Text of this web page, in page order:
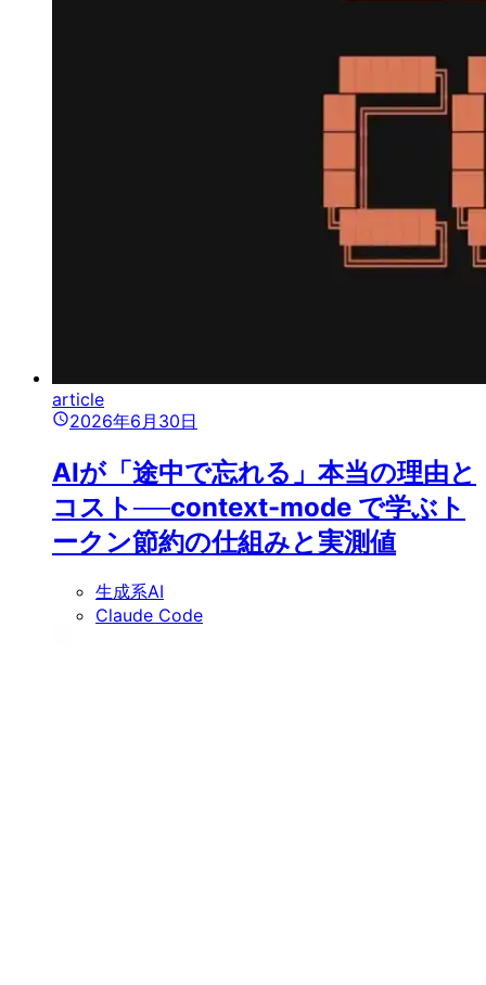
article
2026年6月30日
AIが「途中で忘れる」本当の理由と
コスト──context-mode で学ぶト
ークン節約の仕組みと実測値
生成系AI
Claude Code